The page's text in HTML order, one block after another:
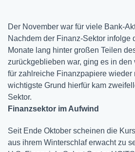
Der November war für viele Bank-
Nachdem der Finanz-Sektor infolge
Monate lang hinter großen Teilen
zurückgeblieben war, ging es in
für zahlreiche Finanzpapiere wieder
wichtigste Grund hierfür kam
Sektor.
Finanzsektor im Aufwind
Seit Ende Oktober scheinen die
aus ihrem Winterschlaf erwacht zu